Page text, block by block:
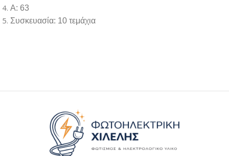
A: 63
Συσκευασία: 10 τεμάχια